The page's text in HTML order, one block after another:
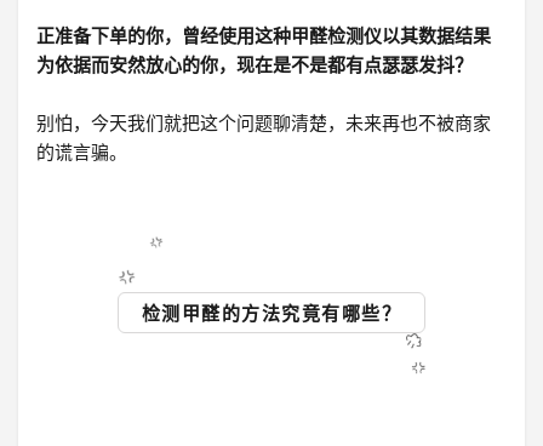
正准备下单的你，曾经使用这种甲醛检测仪以其数据结果
为依据而安然放心的你，现在是不是都有点瑟瑟发抖？
别怕，今天我们就把这个问题聊清楚，未来再也不被商家
的谎言骗。
检测甲醛的方法究竟有哪些？